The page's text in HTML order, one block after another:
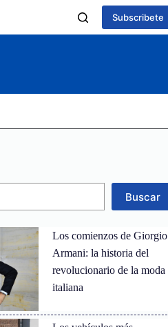
Subscribete
Buscar
Los comienzos de Giorgio
Armani: la historia del
revolucionario de la moda
italiana